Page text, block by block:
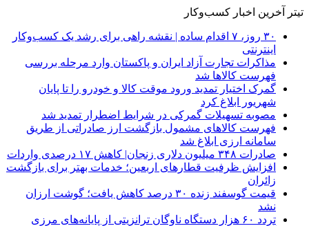
تیتر آخرین اخبار کسب‌وکار
۳۰ روز، ۷ اقدام ساده | نقشه راهی برای رشد یک کسب‌وکار
اینترنتی
مذاکرات تجارت آزاد ایران و پاکستان وارد مرحله بررسی
فهرست کالاها شد
گمرک اختیار تمدید ورود موقت کالا و خودرو را تا پایان
شهریور ابلاغ کرد
مصوبه تسهیلات گمرکی در شرایط اضطرار تمدید شد
فهرست کالاهای مشمول بازگشت ارز صادراتی از طریق
سامانه ارزی ابلاغ شد
صادرات ۳۴۸ میلیون دلاری زنجان| ‌کاهش ۱۷ درصدی واردات
افزایش ظرفیت قطارهای اربعین؛ خدمات بهتر برای بازگشت
زائران
قیمت گوسفند زنده ۳۰ درصد کاهش یافت؛ گوشت ارزان
نشد
تردد ۶۰ هزار دستگاه ناوگان ترانزیتی از پایانه‌های مرزی